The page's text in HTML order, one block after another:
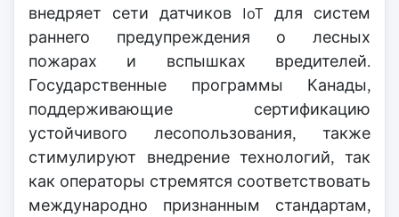
внедряет сети датчиков IoT для систем
раннего предупреждения о лесных
пожарах и вспышках вредителей.
Государственные программы Канады,
поддерживающие сертификацию
устойчивого лесопользования, также
стимулируют внедрение технологий, так
как операторы стремятся соответствовать
международно признанным стандартам,